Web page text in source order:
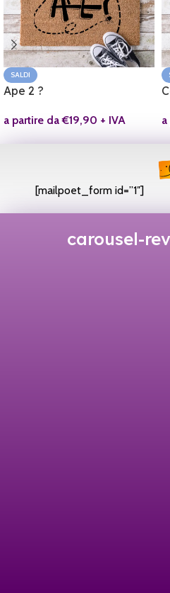
SALDI
Ape 2 ?
a partire da€19,90 + IVA
[mailpoet_form id=”1″]
carousel-